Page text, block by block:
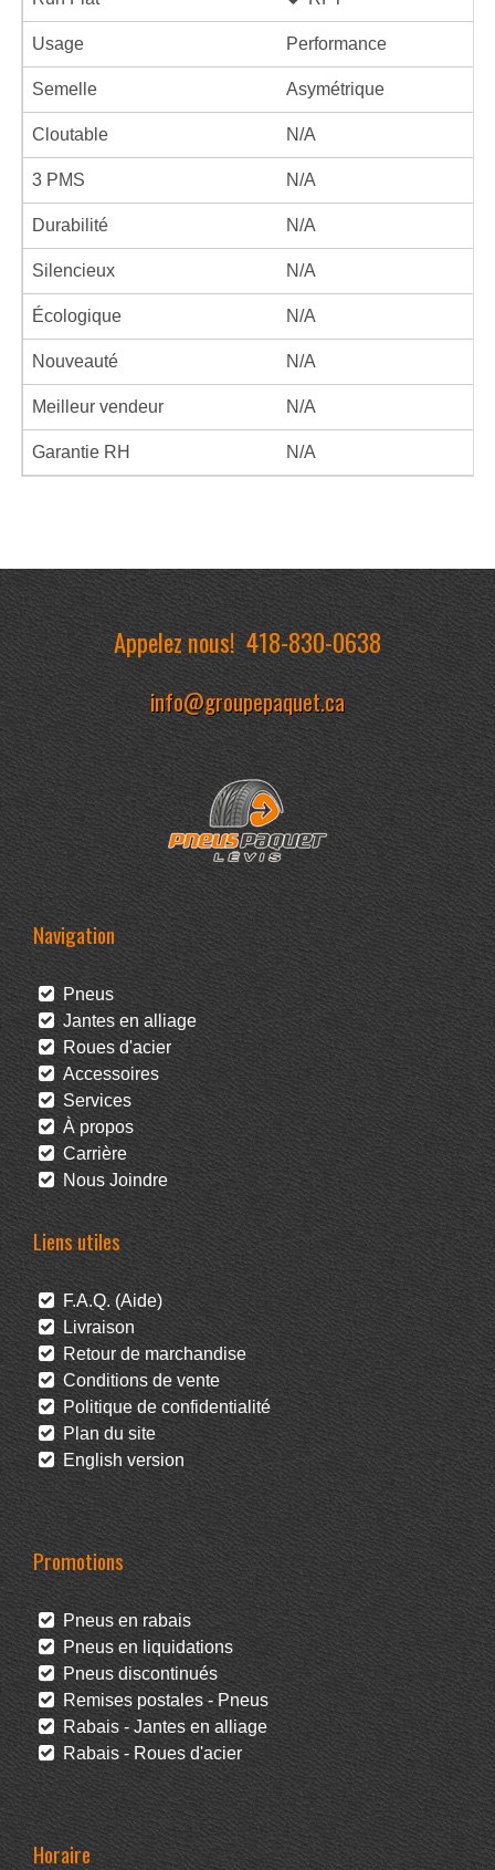
Usage Performance
Semelle Asymétrique
Cloutable N/A
3 PMS N/A
Durabilité N/A
Silencieux N/A
Écologique N/A
Nouveauté N/A
Meilleur vendeur N/A
Garantie RH N/A
Appelez nous!418-830-0638
info@groupepaquet.ca
Navigation
Pneus
Jantes en alliage
Roues d'acier
Accessoires
Services
À propos
Carrière
Nous Joindre
Liens utiles
F.A.Q. (Aide)
Livraison
Retour de marchandise
Conditions de vente
Politique de confidentialité
Plan du site
English version
Promotions
Pneus en rabais
Pneus en liquidations
Pneus discontinués
Remises postales - Pneus
Rabais - Jantes en alliage
Rabais - Roues d'acier
Horaire